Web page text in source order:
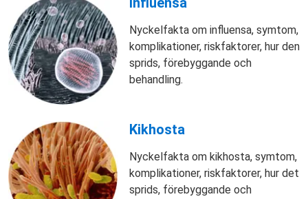
Nyckelfakta om influensa, symtom,
komplikationer, riskfaktorer, hur den
sprids, förebyggande och
behandling.
Kikhosta
Nyckelfakta om kikhosta, symtom,
komplikationer, riskfaktorer, hur det
sprids, förebyggande och